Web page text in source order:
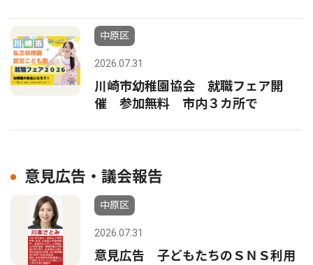
中原区
2026.07.31
川崎市幼稚園協会 就職フェア開
催 参加無料 市内３カ所で
意見広告・議会報告
中原区
2026.07.31
意見広告 子どもたちのＳＮＳ利用